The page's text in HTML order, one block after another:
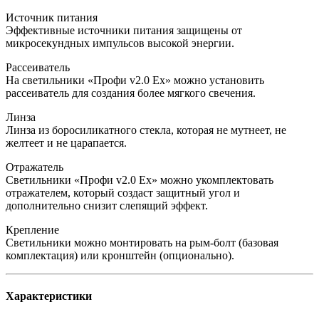
Источник питания
Эффективные источники питания защищены от
микросекундных импульсов высокой энергии.
Рассеиватель
На светильники «Профи v2.0 Ех» можно установить
рассеиватель для создания более мягкого свечения.
Линза
Линза из боросиликатного стекла, которая не мутнеет, не
желтеет и не царапается.
Отражатель
Светильники «Профи v2.0 Ех» можно укомплектовать
отражателем, который создаст защитный угол и
дополнительно снизит слепящий эффект.
Крепление
Светильники можно монтировать на рым-болт (базовая
комплектация) или кронштейн (опционально).
Характеристики